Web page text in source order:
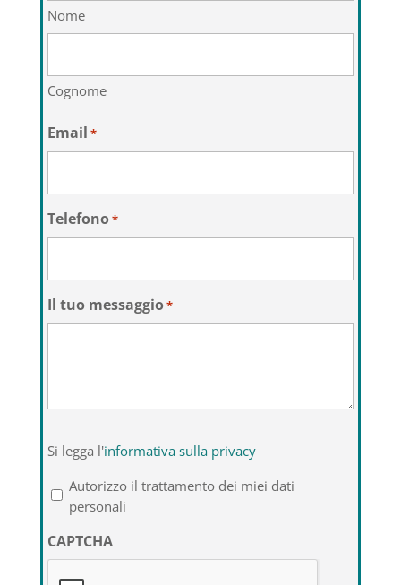
Nome
Cognome
Email *
Telefono*
Il tuo messaggio*
legga
l'informativa
sulla
privacy
*
Si legga l'informativa sulla privacy
Autorizzo il trattamento dei miei dati
personali
CAPTCHA